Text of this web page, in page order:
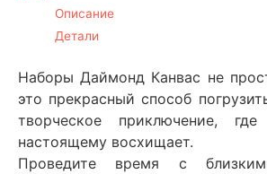
Описание
Детали
Наборы Даймонд Канвас не
это прекрасный способ
творческое приключение,
настоящему восхищает.
Проведите время с